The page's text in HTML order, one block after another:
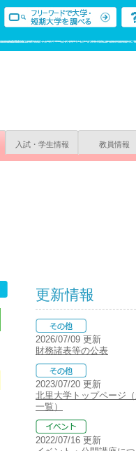
入試・学生情報 教員情報
更新情報
2026/07/09 更新
財務諸表等の公表
2023/07/20 更新
北里大学トップページ
一覧）
2022/07/16 更新